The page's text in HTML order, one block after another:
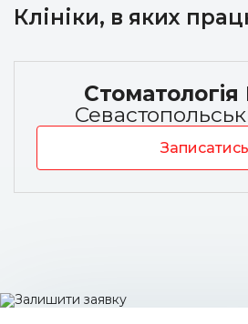
Клініки, в яких
Стоматологія
Записатись